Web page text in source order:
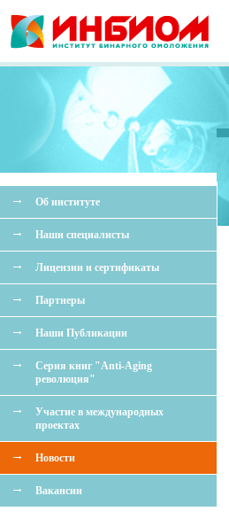
Об институте
Наши специалисты
Лицензии и сертификаты
Партнеры
Наши Публикации
Серия книг "Anti-Aging
революция"
Участие в международных
проектах
Новости
Вакансии